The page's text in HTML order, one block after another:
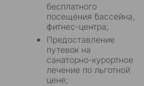
бесплатного
посещения бассейна,
фитнес-центра;
Предоставление
путевок на
санаторно-курортное
лечение по льготной
цене;